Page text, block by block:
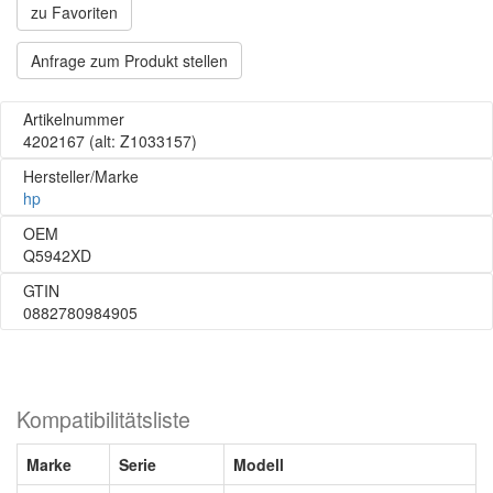
zu Favoriten
Anfrage zum Produkt stellen
Artikelnummer
4202167 (alt: Z1033157)
Hersteller/Marke
hp
OEM
Q5942XD
GTIN
0882780984905
Kompatibilitätsliste
Marke Serie
Modell